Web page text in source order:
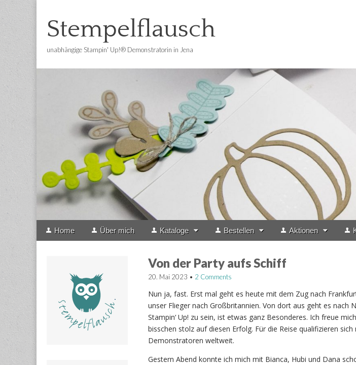
Stempelflausch
unabhängige Stampin' Up!® Demonstratorin in Jena
Main
Skip
Home Über mich Kataloge Bestellen Aktionen
Von der Party aufs Schiff
20. Mai 2023 • 2 Comments
Nun ja, fast. Erst mal geht es heute mit dem Zug nach
unser Flieger nach Großbritannien. Von dort aus geht es nach
Stampin‘ Up! zu sein, ist etwas ganz Besonderes. Ich freue
bisschen stolz auf diesen Erfolg. Für die Reise qualifizieren
Demonstratoren weltweit.
Gestern Abend konnte ich mich mit Bianca, Hubi und Dana